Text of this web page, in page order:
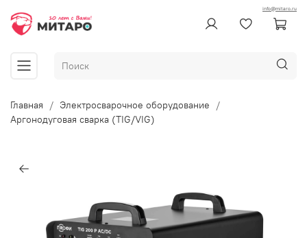
info@mitaro.ru
Главная
Электросварочное оборудование
Аргонодуговая сварка (TIG/VIG)